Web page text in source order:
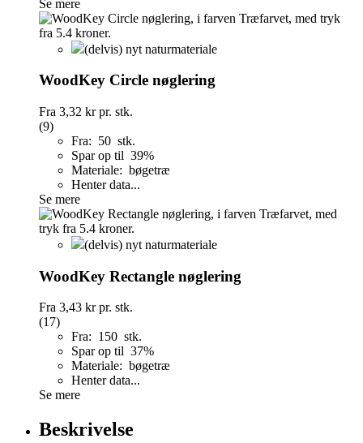
Se mere
(delvis) nyt naturmateriale
WoodKey Circle nøglering
Fra 3,32 krpr. stk.
(9)
Fra: 50 stk.
Spar op til 39%
Materiale: bøgetræ
Henter data...
Se mere
(delvis) nyt naturmateriale
WoodKey Rectangle nøglering
Fra 3,43 krpr. stk.
(17)
Fra: 150 stk.
Spar op til 37%
Materiale: bøgetræ
Henter data...
Se mere
Beskrivelse